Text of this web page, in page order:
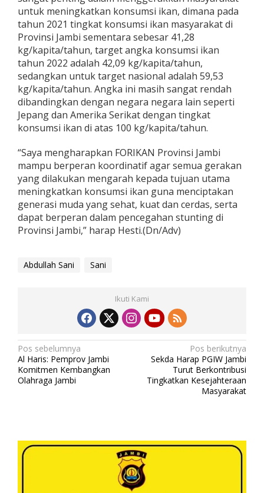
untuk meningkatkan konsumsi ikan, dimana pada
tahun 2021 tingkat konsumsi ikan masyarakat di
Provinsi Jambi sementara sebesar 41,28
kg/kapita/tahun, target angka konsumsi ikan
tahun 2022 adalah 42,09 kg/kapita/tahun,
sedangkan untuk target nasional adalah 59,53
kg/kapita/tahun. Angka ini masih sangat rendah
dibandingkan dengan negara negara lain seperti
Jepang dan Amerika Serikat dengan tingkat
konsumsi ikan di atas 100 kg/kapita/tahun.
“Saya mengharapkan FORIKAN Provinsi Jambi
mampu berperan koordinatif agar semua gerakan
yang dilakukan mengarah kepada tujuan utama
meningkatkan konsumsi ikan guna menciptakan
generasi muda yang sehat, kuat dan cerdas, serta
dapat berperan dalam pencegahan stunting di
Provinsi Jambi,” harap Hesti.(Dn/Adv)
Abdullah Sani Sani
Ikuti Kami
N
a
v
s
Pos sebelumnya
Al Haris: Pemprov Jambi
Komitmen Kembangkan
Olahraga Jambi
Pos berikutnya
Sekda Harap PGIW Jambi
Turut Berkontribusi
Tingkatkan Kesejahteraan
Masyarakat